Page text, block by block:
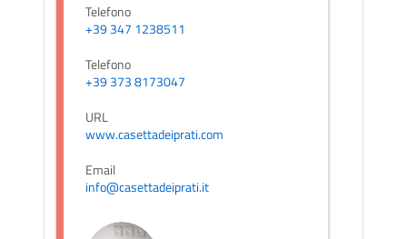
Telefono
+39 347 1238511
Telefono
+39 373 8173047
URL
www.casettadeiprati.com
Email
info@casettadeiprati.it